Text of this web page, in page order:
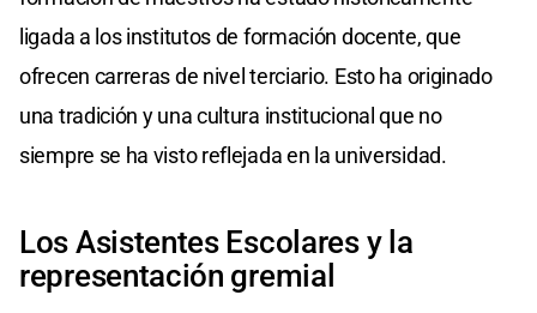
ligada a los institutos de formación docente, que
ofrecen carreras de nivel terciario. Esto ha originado
una tradición y una cultura institucional que no
siempre se ha visto reflejada en la universidad.
Los Asistentes Escolares y la
representación gremial